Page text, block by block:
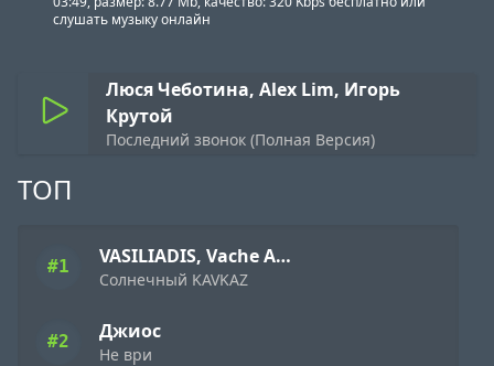
ТОП
#1 VASILIADIS, Vache Amaryan
Солнечный KAVKAZ
#2 Джиос
Не ври
слушать музыку онлайн
Люся Чеботина, Alex Lim, Игорь
Крутой
Последний звонок (Полная Версия)